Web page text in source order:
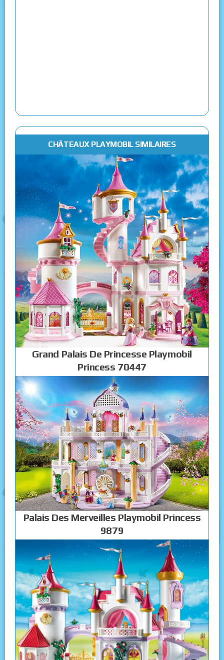
CHÂTEAUX PLAYMOBIL SIMILAIRES
Grand Palais De Princesse Playmobil
Princess 70447
Palais Des Merveilles Playmobil Princess
9879